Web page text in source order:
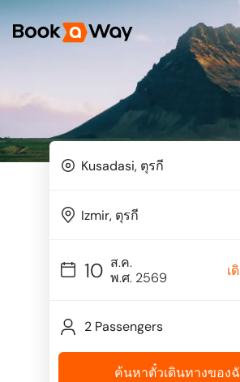
10 ส.ค.
พ.ศ. 2569
เ
2 Passengers
ค้นหาตั๋วเดินทางของ